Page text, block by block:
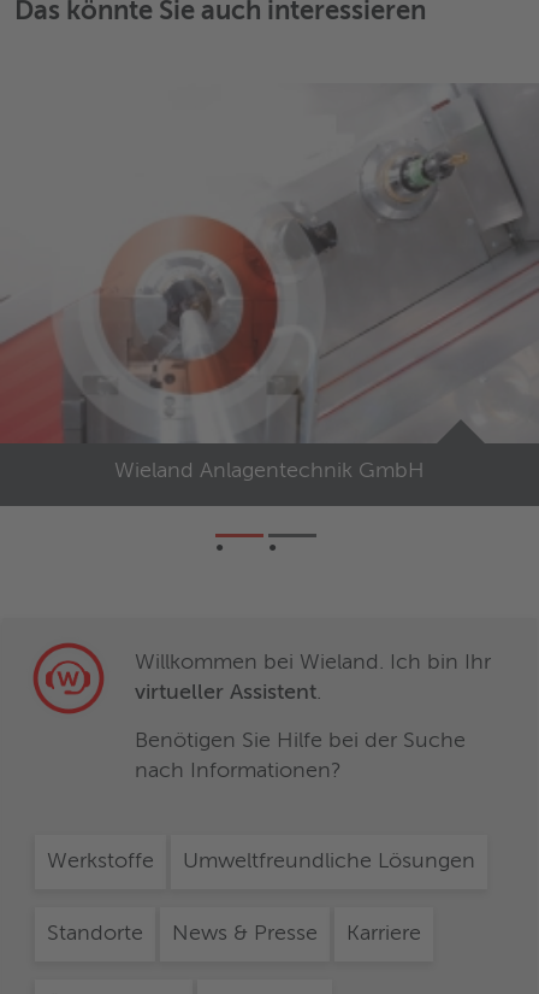
Das könnte Sie auch interessieren
Wieland Anlagentechnik GmbH
Willkommen bei Wieland. Ich bin Ihr
virtueller Assistent.
Benötigen Sie Hilfe bei der Suche
nach Informationen?
Werkstoffe Umweltfreundliche Lösungen
Standorte News & Presse Karriere